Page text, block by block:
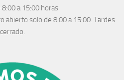
a 15:00 horas
abierto solo de 8:00 a 15:00. Tardes
cerrado.